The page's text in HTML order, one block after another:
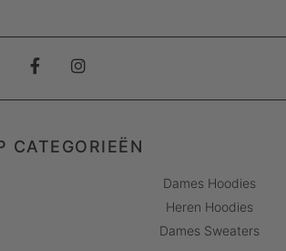
CATEGORIEËN
Dames Hoodies
Heren Hoodies
Dames Sweaters